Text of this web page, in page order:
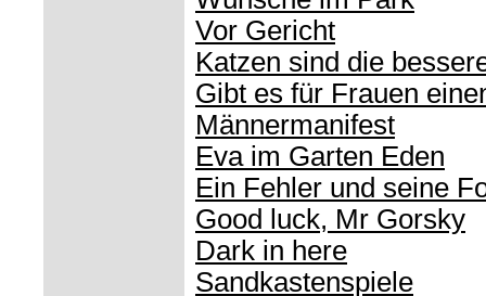
Vor Gericht
Katzen sind die
Gibt es für Frauen
Männermanifest
Eva im Garten Eden
Ein Fehler und seine
Good luck, Mr Gorsky
Dark in here
Sandkastenspiele